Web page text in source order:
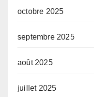
octobre 2025
septembre 2025
août 2025
juillet 2025